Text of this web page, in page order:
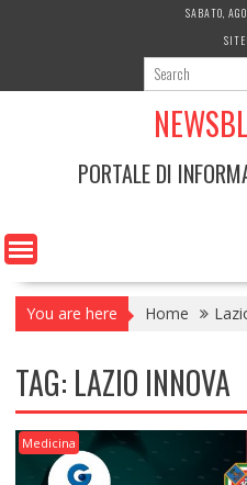
SABATO,
PORTALE DI
You are here Home
TAG: LAZIO INNOVA
Medicina